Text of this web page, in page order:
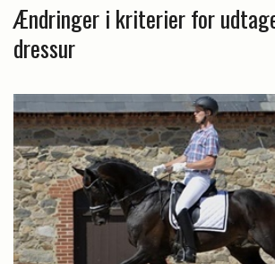
Ændringer i kriterier for
dressur